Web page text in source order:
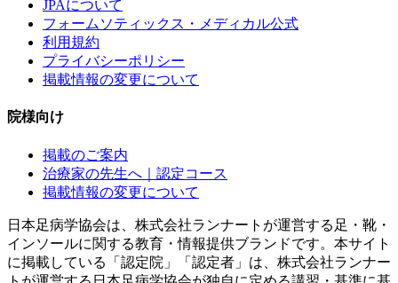
JPAについて
フォームソティックス・メディカル公式
利用規約
プライバシーポリシー
掲載情報の変更について
院様向け
掲載のご案内
治療家の先生へ｜認定コース
掲載情報の変更について
日本足病学協会は、株式会社ランナートが運営する足・靴・
インソールに関する教育・情報提供ブランドです。本サイト
に掲載している「認定院」「認定者」は、株式会社ランナー